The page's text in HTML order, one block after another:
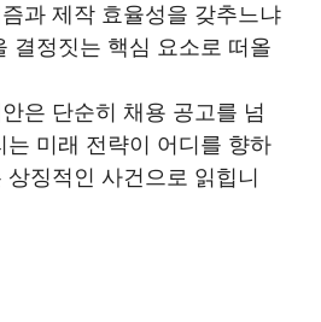
과 제작 효율성을 갖추느냐
결정짓는 핵심 요소로 떠올
은 단순히 채용 공고를 넘
는 미래 전략이 어디를 향하
징적인 사건으로 읽힙니